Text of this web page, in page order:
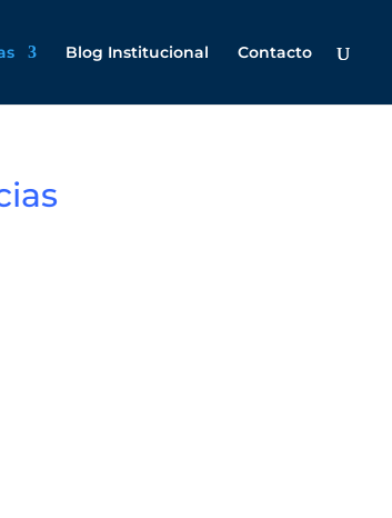
Blog Institucional Contacto